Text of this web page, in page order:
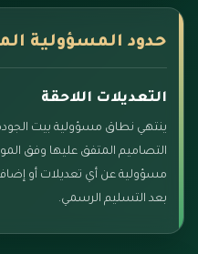
حدود المسؤولية
التعديلات اللاحقة
ينتهي نطاق مسؤولية بيت
التصاميم المتفق عليها وفق
مسؤولية عن أي تعديلات أو
بعد التسليم الرسمي.